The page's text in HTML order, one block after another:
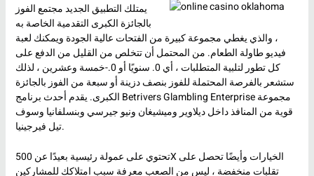
يمتلك التطبيق الجديد مجتمع الفوز
بالجائزة الكبرى التقدمية الخاصة به
، والذي يغطي مجموعة كبيرة من الفتحات عالية الجودة ويمكنك لعبة
فيديو طاولة الطعام. من المحتمل أن تتخلص من القليل من الدفع على
كل تطور لتلبية المتطلبات ، أي 0. سنويًا أو 0.-خمسة وعشرين ، لذلك
ستشعر بالفرصة المحتملة للفوز بنصف دزينة أو سبعة من الفوز بالجائزة
الكبرى. يقدم أحدث برنامج Betrivers Glambling Enterprise مجموعة
قوية من المنافذ داخل ديلاوير وميشيغان ونيو جيرسي وبنسلفانيا وسوف
تيل فيرجينيا.
تحتوي على عمولة رئيسية بعيدًا عن 500X الخيارات وأيضًا تحصل على
تقلبات منخفضة ، ليس من الصعب معرفة سبب امتلاكك للمشاركين